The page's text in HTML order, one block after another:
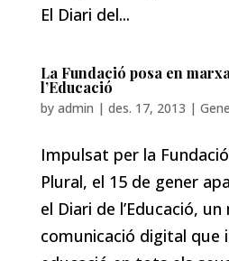
El Diari del...
La Fundació posa en
l’Educació
by admin | des. 17, 2013 |
Impulsat per la
Plural, el 15 de gener
el Diari de l’Educació,
comunicació digital que